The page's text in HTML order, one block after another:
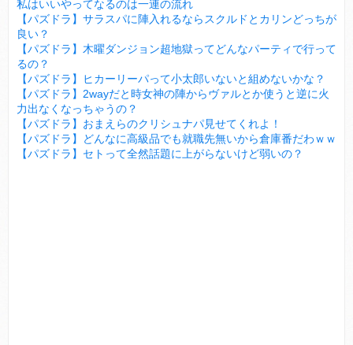
私はいいやってなるのは一連の流れ
【パズドラ】サラスパに陣入れるならスクルドとカリンどっちが
良い？
【パズドラ】木曜ダンジョン超地獄ってどんなパーティで行って
るの？
【パズドラ】ヒカーリーパって小太郎いないと組めないかな？
【パズドラ】2wayだと時女神の陣からヴァルとか使うと逆に火
力出なくなっちゃうの？
【パズドラ】おまえらのクリシュナパ見せてくれよ！
【パズドラ】どんなに高級品でも就職先無いから倉庫番だわｗｗ
【パズドラ】セトって全然話題に上がらないけど弱いの？